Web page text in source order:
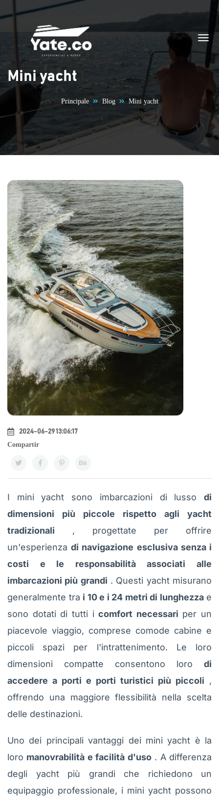
Vai al contenuto
Mini yacht
Principale Blog Mini yacht
2024-06-29 13:06:17
Compartir
I mini yacht sono imbarcazioni di lusso di
dimensioni più piccole rispetto agli yacht
tradizionali , progettate per offrire
un'esperienzadi navigazione esclusiva senza i
costi e le responsabilità associati alle
imbarcazioni più grandi . Questi yacht misurano
generalmente tra i 10 e i 24 metri di lunghezzae
sono dotati di tutti icomfort necessari per un
piacevole viaggio, comprese comode cabine e
piccoli spazi per l'intrattenimento. Le loro
dimensioni compatte consentono loro di
accedere a porti e porti turistici più piccoli ,
offrendo una maggiore flessibilità nella scelta
delle destinazioni.
Uno dei principali vantaggi dei mini yacht è la
loro manovrabilità e facilità d'uso. A differenza
degli yacht più grandi che richiedono un
equipaggio professionale, i mini yacht possono